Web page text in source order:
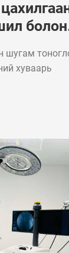
болон
шугам
хуваарь